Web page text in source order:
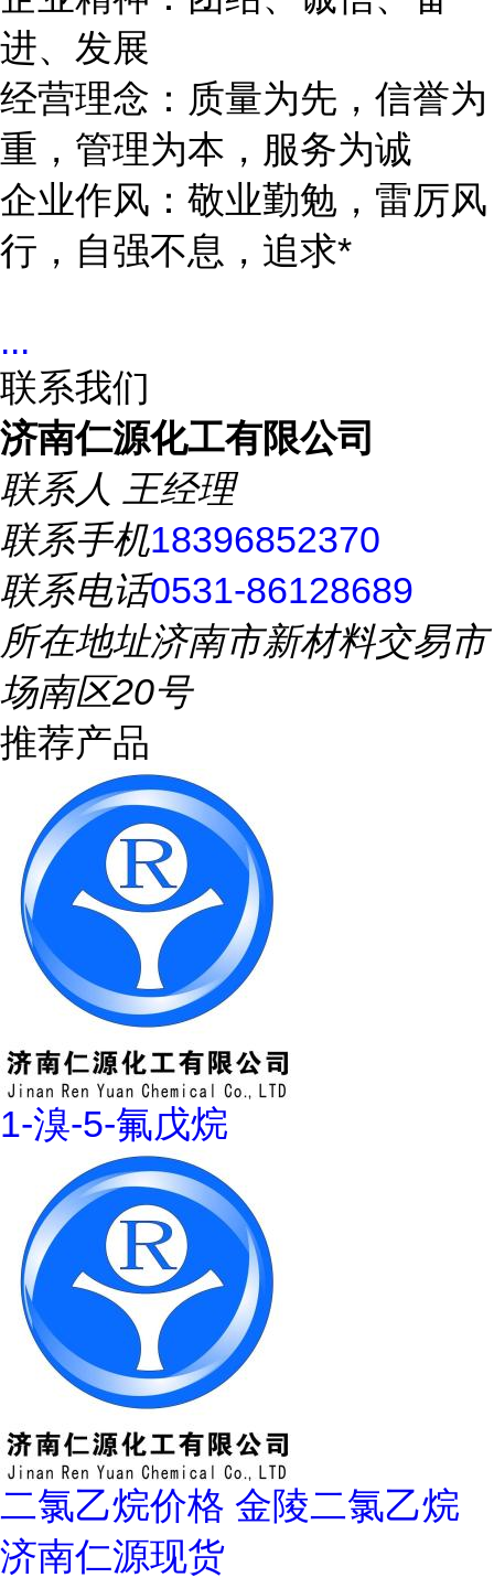
进、发展
经营理念：质量为先，信誉为
重，管理为本，服务为诚
企业作风：敬业勤勉，雷厉风
行，自强不息，追求*
...
联系我们
济南仁源化工有限公司
联系人 王经理
联系手机18396852370
联系电话0531-86128689
所在地址济南市新材料交易市
场南区20号
推荐产品
1-溴-5-氟戊烷
二氯乙烷价格 金陵二氯乙烷
济南仁源现货